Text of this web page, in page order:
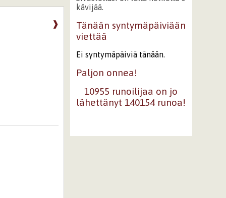
❱
kävijää.
Tänään syntymäpäiviään
viettää
Ei syntymäpäiviä tänään.
Paljon onnea!
10955 runoilijaa on jo
lähettänyt 140154 runoa!